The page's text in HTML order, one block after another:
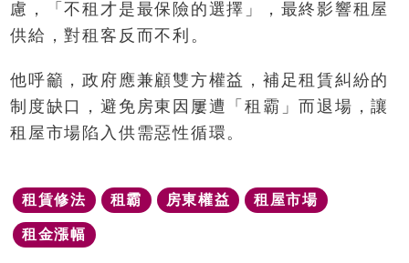
慮，「不租才是最保險的選擇」，最終影響租屋
供給，對租客反而不利。
他呼籲，政府應兼顧雙方權益，補足租賃糾紛的
制度缺口，避免房東因屢遭「租霸」而退場，讓
租屋市場陷入供需惡性循環。
租賃修法 租霸 房東權益 租屋市場
租金漲幅